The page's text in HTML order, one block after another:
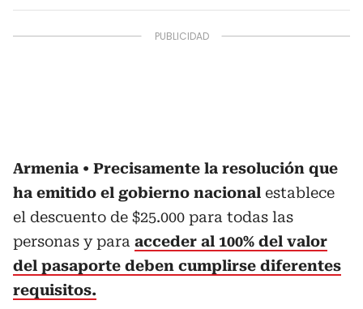
Armenia
Precisamente la resolución que
ha emitido el gobierno nacional establece
el descuento de $25.000 para todas las
personas y para acceder al 100% del valor
del pasaporte deben cumplirse diferentes
requisitos.